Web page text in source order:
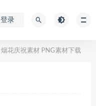
登录
烟花庆祝素材 PNG素材下载